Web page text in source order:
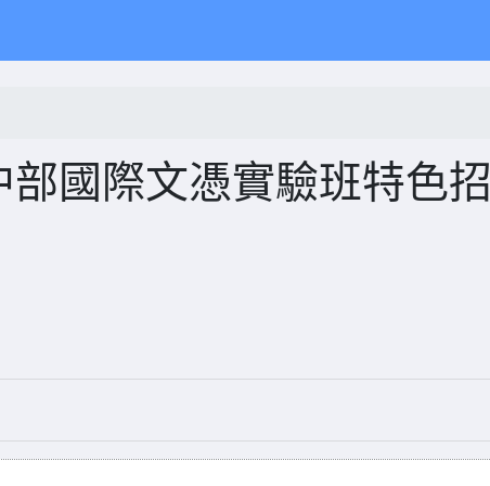
國際文憑實驗班特色招